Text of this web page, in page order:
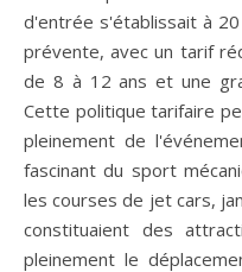
d'entrée s'établissait à
prévente, avec un tarif
de 8 à 12 ans et une
Cette politique tarifaire
pleinement de
fascinant du sport
les courses de jet cars,
constituaient des
pleinement le